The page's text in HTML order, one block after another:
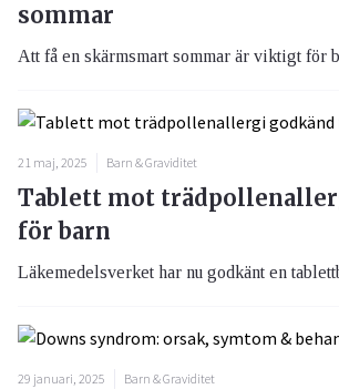
sommar
Att få en skärmsmart sommar är viktigt för
21 maj, 2025 Barn & Graviditet
Tablett mot
för barn
Läkemedelsverket har nu godkänt en
29 januari, 2025 Barn & Graviditet